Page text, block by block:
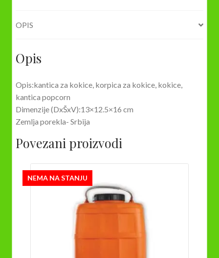
OPIS
Opis
Opis:kantica za kokice, korpica za kokice, kokice,
kantica popcorn
Dimenzije (DxŠxV):13×12.5×16 cm
Zemlja porekla- Srbija
Povezani proizvodi
NEMA NA STANJU